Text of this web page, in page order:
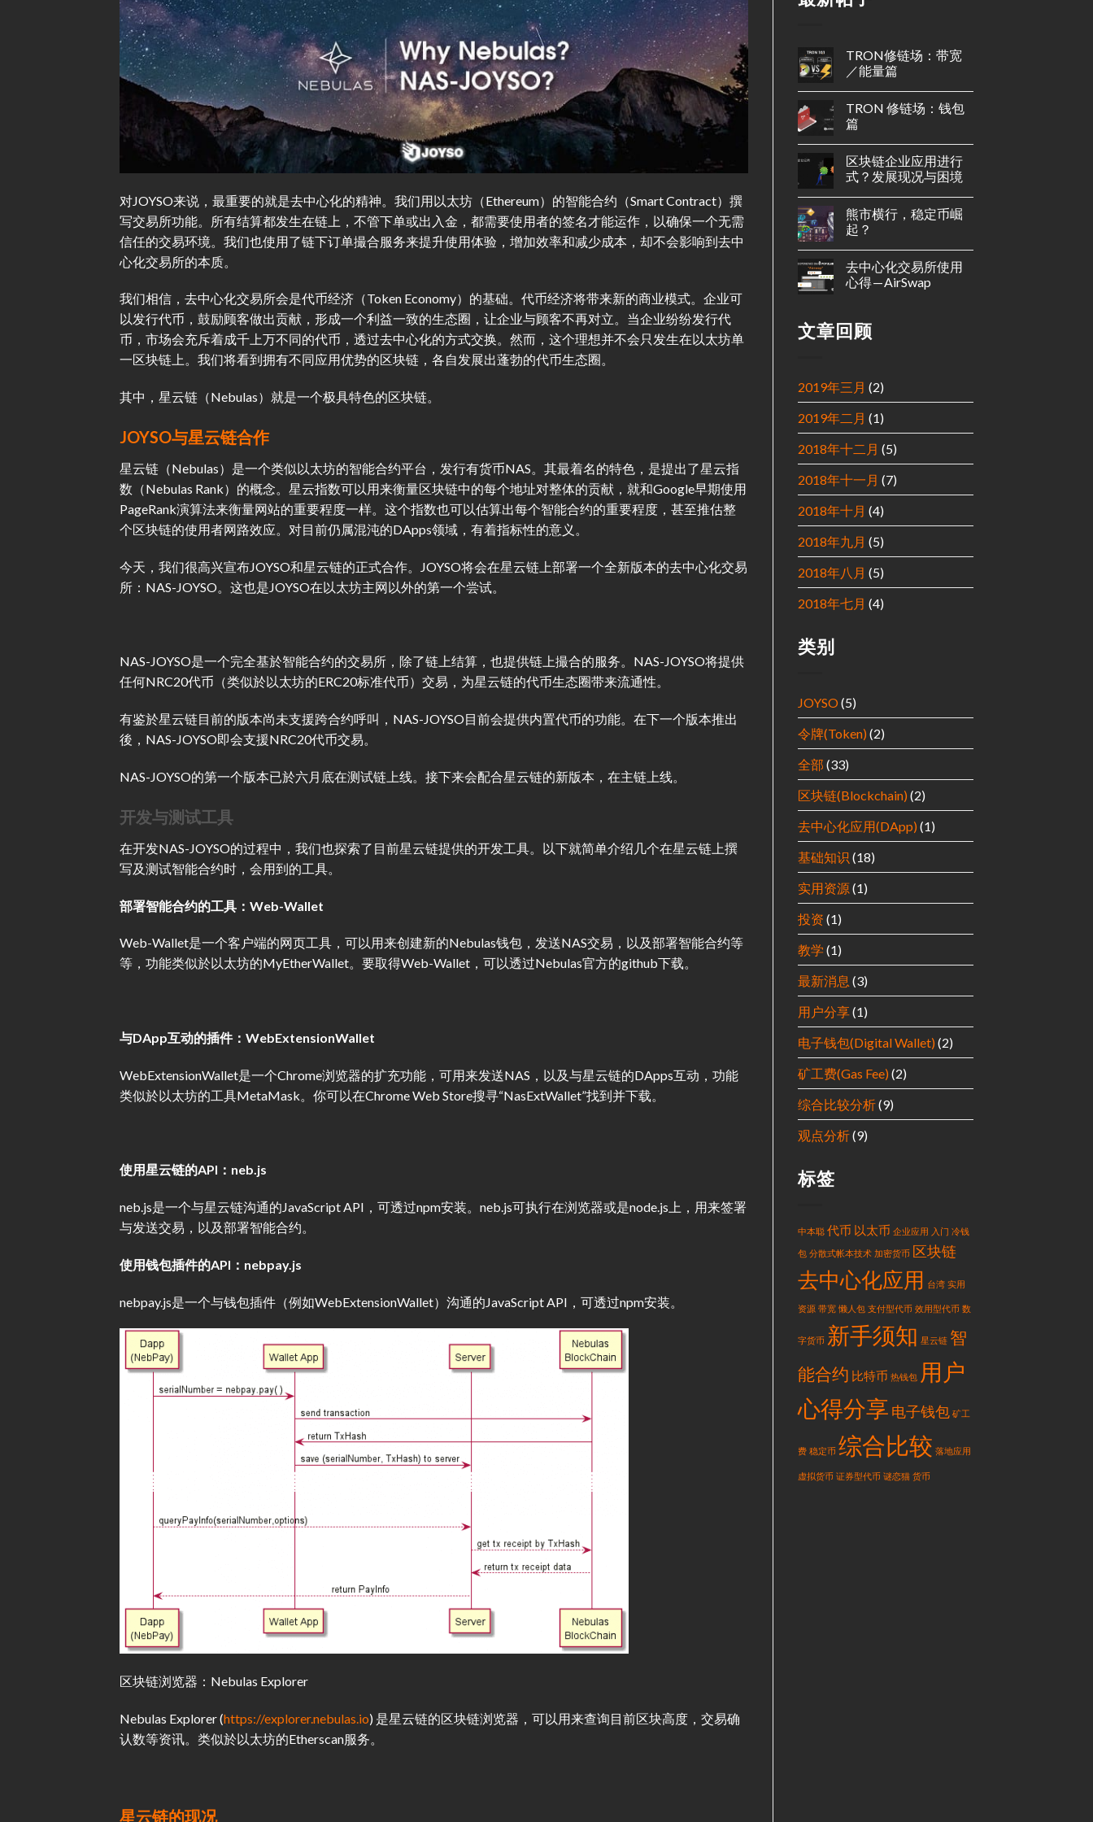
对JOYSO来说，最重要的就是去中心化的精神。我们用以太坊（Ethereum）的智能合约（Smart Contract）撰
写交易所功能。所有结算都发生在链上，不管下单或出入金，都需要使用者的签名才能运作，以确保一个无需
信任的交易环境。我们也使用了链下订单撮合服务来提升使用体验，增加效率和减少成本，却不会影响到去中
心化交易所的本质。
我们相信，去中心化交易所会是代币经济（Token Economy）的基础。代币经济将带来新的商业模式。企业可
以发行代币，鼓励顾客做出贡献，形成一个利益一致的生态圈，让企业与顾客不再对立。当企业纷纷发行代
币，市场会充斥着成千上万不同的代币，透过去中心化的方式交换。然而，这个理想并不会只发生在以太坊单
一区块链上。我们将看到拥有不同应用优势的区块链，各自发展出蓬勃的代币生态圈。
其中，星云链（Nebulas）就是一个极具特色的区块链。
JOYSO与星云链合作
星云链（Nebulas）是一个类似以太坊的智能合约平台，发行有货币NAS。其最着名的特色，是提出了星云指
数（Nebulas Rank）的概念。星云指数可以用来衡量区块链中的每个地址对整体的贡献，就和Google早期使用
PageRank演算法来衡量网站的重要程度一样。这个指数也可以估算出每个智能合约的重要程度，甚至推估整
个区块链的使用者网路效应。对目前仍属混沌的DApps领域，有着指标性的意义。
今天，我们很高兴宣布JOYSO和星云链的正式合作。JOYSO将会在星云链上部署一个全新版本的去中心化交易
所：NAS-JOYSO。这也是JOYSO在以太坊主网以外的第一个尝试。
NAS-JOYSO是一个完全基於智能合约的交易所，除了链上结算，也提供链上撮合的服务。NAS-JOYSO将提供
任何NRC20代币（类似於以太坊的ERC20标准代币）交易，为星云链的代币生态圈带来流通性。
有鉴於星云链目前的版本尚未支援跨合约呼叫，NAS-JOYSO目前会提供内置代币的功能。在下一个版本推出
後，NAS-JOYSO即会支援NRC20代币交易。
NAS-JOYSO的第一个版本已於六月底在测试链上线。接下来会配合星云链的新版本，在主链上线。
开发与测试工具
在开发NAS-JOYSO的过程中，我们也探索了目前星云链提供的开发工具。以下就简单介绍几个在星云链上撰
写及测试智能合约时，会用到的工具。
部署智能合约的工具：Web-Wallet
Web-Wallet是一个客户端的网页工具，可以用来创建新的Nebulas钱包，发送NAS交易，以及部署智能合约等
等，功能类似於以太坊的MyEtherWallet。要取得Web-Wallet，可以透过Nebulas官方的github下载。
与DApp互动的插件：WebExtensionWallet
WebExtensionWallet是一个Chrome浏览器的扩充功能，可用来发送NAS，以及与星云链的DApps互动，功能
类似於以太坊的工具MetaMask。你可以在Chrome Web Store搜寻“NasExtWallet”找到并下载。
使用星云链的API：neb.js
neb.js是一个与星云链沟通的JavaScript API，可透过npm安装。neb.js可执行在浏览器或是node.js上，用来签署
与发送交易，以及部署智能合约。
使用钱包插件的API：nebpay.js
nebpay.js是一个与钱包插件（例如WebExtensionWallet）沟通的JavaScript API，可透过npm安装。
区块链浏览器：Nebulas Explorer
Nebulas Explorer (https://explorer.nebulas.io) 是星云链的区块链浏览器，可以用来查询目前区块高度，交易确
认数等资讯。类似於以太坊的Etherscan服务。
星云链的现况
TRON修链场：带宽
／能量篇
TRON 修链场：钱包
篇
区块链企业应用进行
式？发展现况与困境
熊市横行，稳定币崛
起？
去中心化交易所使用
心得 — AirSwap
文章回顾
2019年三月 (2)
2019年二月 (1)
2018年十二月 (5)
2018年十一月 (7)
2018年十月 (4)
2018年九月 (5)
2018年八月 (5)
2018年七月 (4)
类别
JOYSO(5)
令牌(Token) (2)
全部 (33)
区块链(Blockchain) (2)
去中心化应用(DApp) (1)
基础知识 (18)
实用资源(1)
投资 (1)
教学 (1)
最新消息 (3)
用户分享(1)
电子钱包(Digital Wallet) (2)
矿工费(Gas Fee) (2)
综合比较分析(9)
观点分析(9)
标签
中本聪 代币 以太币 企业应用 入门 冷钱
包 分散式帐本技术 加密货币 区块链
去中心化应用 台湾 实用
资源 带宽 懒人包 支付型代币 效用型代币 数
字货币 新手须知 星云链 智
能合约 比特币 热钱包 用户
心得分享 电子钱包 矿工
费 稳定币 综合比较 落地应用
虚拟货币 证券型代币 谜恋猫 货币